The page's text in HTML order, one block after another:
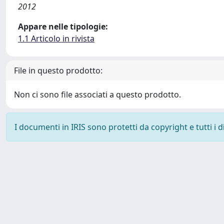
2012
Appare nelle tipologie:
1.1 Articolo in rivista
File in questo prodotto:
Non ci sono file associati a questo prodotto.
I documenti in IRIS sono protetti da copyright e tutti i